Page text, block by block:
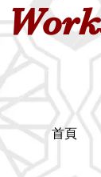
首頁